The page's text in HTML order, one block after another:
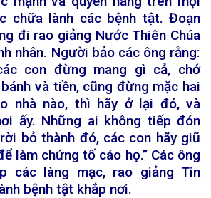
chữa lành các bệnh tật. Đoạn
đi rao giảng Nước Thiên Chúa
nhân. Người bảo các ông rằng:
con đừng mang gì cả, chớ
và tiền, cũng đừng mặc hai
nhà nào, thì hãy ở lại đó, và
ấy. Những ai không tiếp đón
bỏ thành đó, các con hãy giũ
làm chứng tố cáo họ.” Các ông
các làng mạc, rao giảng Tin
bệnh tật khắp nơi.